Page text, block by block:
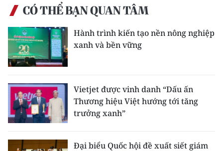
РУССКИЙ
ESPAÑOL
한국어
CÓ THỂ BẠN QUAN TÂM
Hành trình kiến tạo nền nông nghiệp
xanh và bền vững
Vietjet được vinh danh “Dấu ấn
Thương hiệu Việt hướng tới tăng
trưởng xanh”
Đại biểu Quốc hội đề xuất siết giám